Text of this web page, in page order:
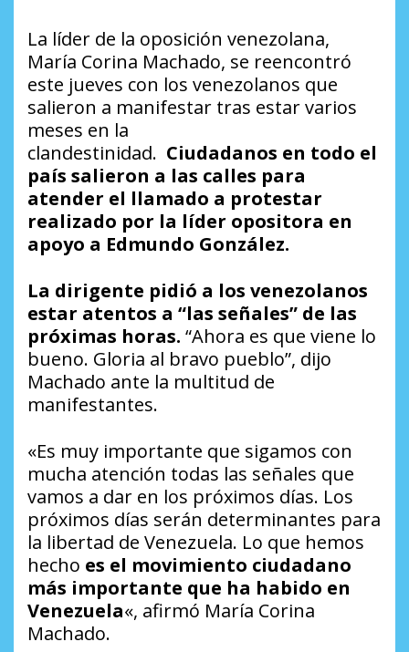
La líder de la oposición venezolana,
María Corina Machado, se reencontró
este jueves con los venezolanos que
salieron a manifestar tras estar varios
meses en la
clandestinidad. Ciudadanos en todo el
país salieron a las calles para
atender el llamado a protestar
realizado por la líder opositora en
apoyo a Edmundo González.
La dirigente pidió a los venezolanos
estar atentos a “las señales” de las
próximas horas. “Ahora es que viene lo
bueno. Gloria al bravo pueblo”, dijo
Machado ante la multitud de
manifestantes.
«Es muy importante que sigamos con
mucha atención todas las señales que
vamos a dar en los próximos días. Los
próximos días serán determinantes para
la libertad de Venezuela. Lo que hemos
hecho es el movimiento ciudadano
más importante que ha habido en
Venezuela«, afirmó María Corina
Machado.